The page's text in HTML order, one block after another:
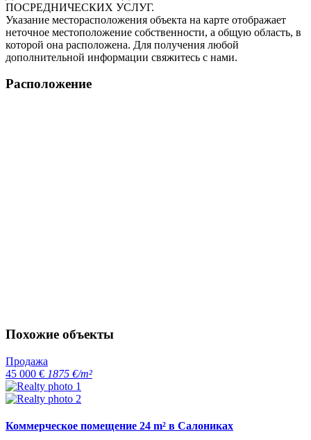
ПОСРЕДНИЧЕСКИХ УСЛУГ.
Указание месторасположения объекта на карте отображает
неточное местоположение собственности, а общую область, в
которой она расположена. Для получения любой
дополнительной информации свяжитесь с нами.
Расположение
Похожие объекты
Продажа
45 000 € 1875 €/m²
Коммерческое помещение 24 m² в Салониках